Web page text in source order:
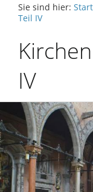
Sie sind hier:
Teil IV
IV